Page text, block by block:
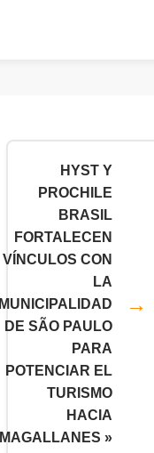
HYST Y
PROCHILE
BRASIL
FORTALECEN
VÍNCULOS CON
LA
MUNICIPALIDAD
DE SÃO PAULO
PARA
POTENCIAR EL
TURISMO
HACIA
MAGALLANES »